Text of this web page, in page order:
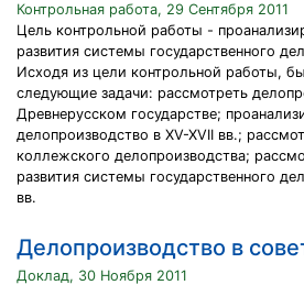
Контрольная работа, 29 Сентября 2011
Цель контрольной работы -
развития системы государственного
Исходя из цели контрольной работы,
следующие задачи: рассмотреть
Древнерусском государстве;
делопроизводство в XV-XVII вв.;
коллежского делопроизводства;
развития системы государственного
вв.
Делопроизводство в
Доклад, 30 Ноября 2011